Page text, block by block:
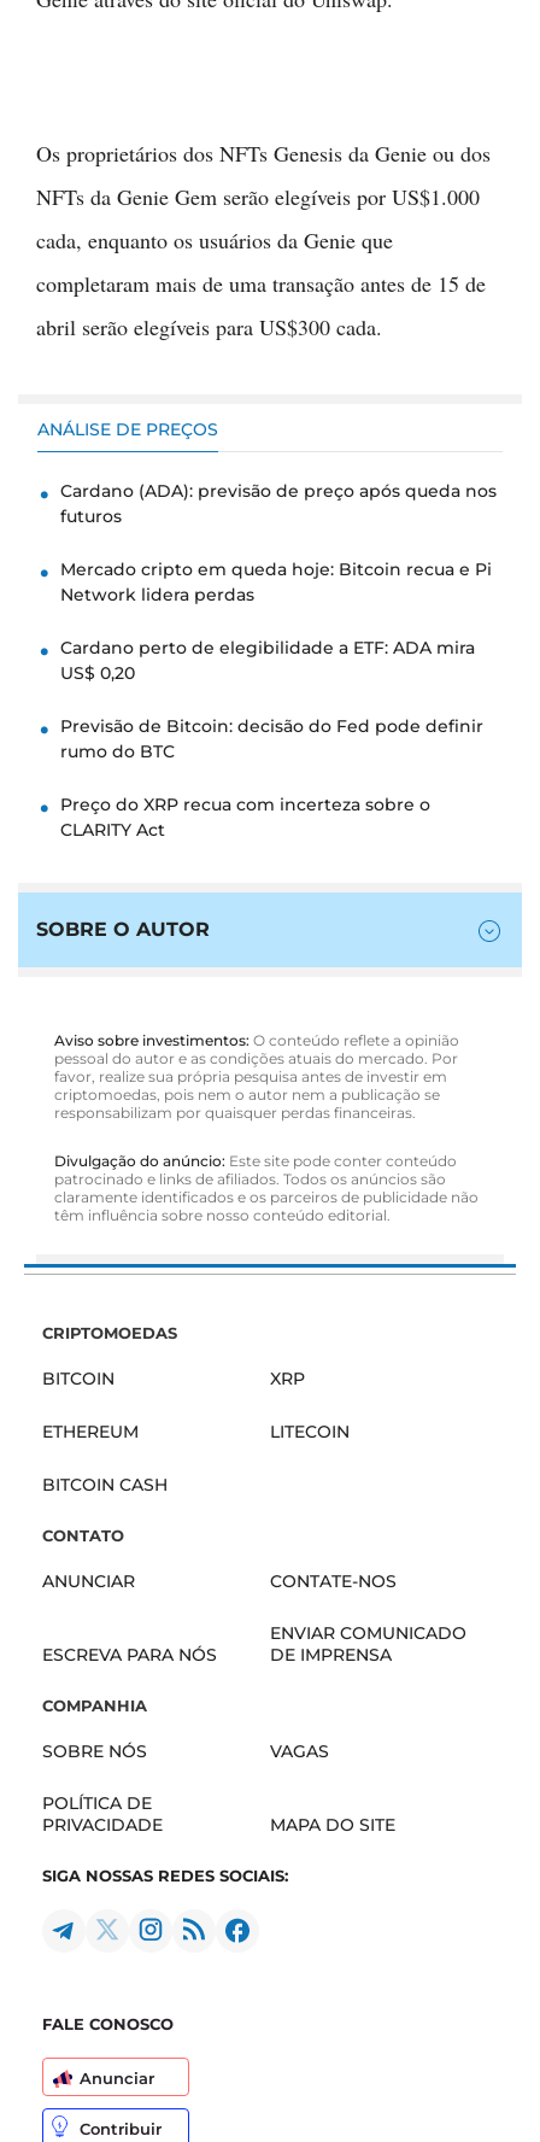
Os proprietários dos NFTs Genesis da Genie ou dos
NFTs da Genie Gem serão elegíveis por US$1.000
cada, enquanto os usuários da Genie que
completaram mais de uma transação antes de 15 de
abril serão elegíveis para US$300 cada.
ANÁLISE DE PREÇOS
Cardano (ADA): previsão de preço após queda nos
futuros
Mercado cripto em queda hoje: Bitcoin recua e Pi
Network lidera perdas
Cardano perto de elegibilidade a ETF: ADA mira
US$ 0,20
Previsão de Bitcoin: decisão do Fed pode definir
rumo do BTC
Preço do XRP recua com incerteza sobre o
CLARITY Act
SOBRE O AUTOR
Aviso sobre investimentos: O conteúdo reflete a opinião
pessoal do autor e as condições atuais do mercado. Por
favor, realize sua própria pesquisa antes de investir em
criptomoedas, pois nem o autor nem a publicação se
responsabilizam por quaisquer perdas financeiras.
Divulgação do anúncio: Este site pode conter conteúdo
patrocinado e links de afiliados. Todos os anúncios são
claramente identificados e os parceiros de publicidade não
têm influência sobre nosso conteúdo editorial.
CRIPTOMOEDAS
BITCOIN XRP
ETHEREUM LITECOIN
BITCOIN CASH
CONTATO
ANUNCIAR CONTATE-NOS
ESCREVA PARA NÓS
ENVIAR COMUNICADO
DE IMPRENSA
COMPANHIA
SOBRE NÓS VAGAS
POLÍTICA DE
PRIVACIDADE
MAPA DO SITE
SIGA NOSSAS REDES SOCIAIS:
FALE CONOSCO
Anunciar
Contribuir